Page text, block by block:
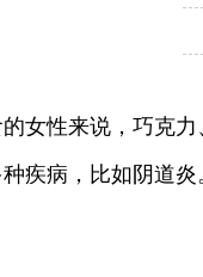
性来说，巧克力
疾病，比如阴道